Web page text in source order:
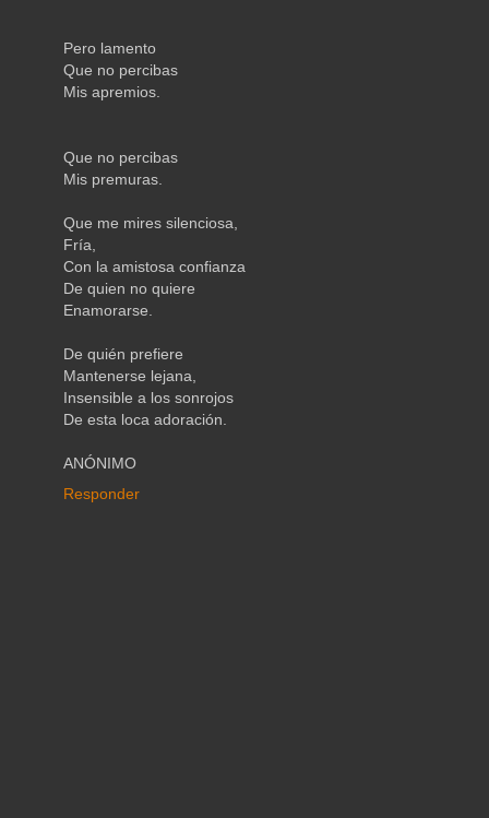
Pero lamento
Que no percibas
Mis apremios.
Que no percibas
Mis premuras.
Que me mires silenciosa,
Fría,
Con la amistosa confianza
De quien no quiere
Enamorarse.
De quién prefiere
Mantenerse lejana,
Insensible a los sonrojos
De esta loca adoración.
ANÓNIMO
Responder